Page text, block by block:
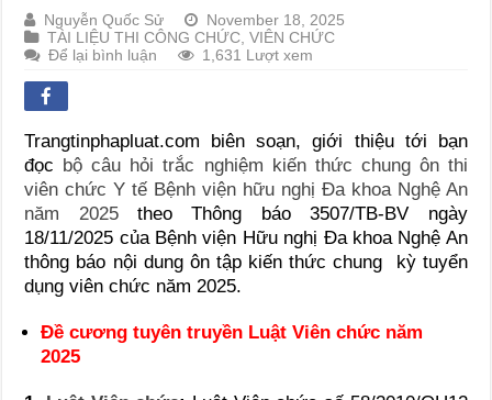
Nguyễn Quốc Sử
November 18, 2025
TÀI LIỆU THI CÔNG CHỨC, VIÊN CHỨC
Để lại bình luận
1,631 Lượt xem
Trangtinphapluat.com biên soạn, giới thiệu tới bạn
đọc bộ câu hỏi trắc nghiệm kiến thức chung ôn thi
viên chức Y tế Bệnh viện hữu nghị Đa khoa Nghệ An
năm 2025theo Thông báo 3507/TB-BV ngày
18/11/2025 của Bệnh viện Hữu nghị Đa khoa Nghệ An
thông báo nội dung ôn tập kiến thức chung kỳ tuyển
dụng viên chức năm 2025.
Đề cương tuyên truyền Luật Viên chức năm
2025